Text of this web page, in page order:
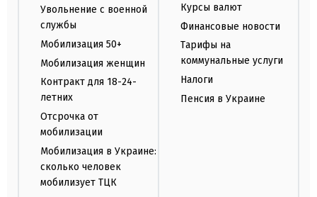
Увольнение с военной
службы
Мобилизация 50+
Мобилизация женщин
Контракт для 18-24-
летних
Отсрочка от
мобилизации
Мобилизация в Украине:
сколько человек
мобилизует ТЦК
Курсы валют
Финансовые новости
Тарифы на
коммунальные услуги
Налоги
Пенсия в Украине